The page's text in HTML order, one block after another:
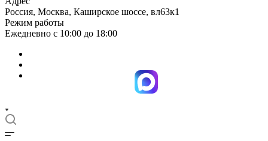
Россия, Москва, Каширское шоссе, вл63к1
Режим работы
Ежедневно с 10:00 до 18:00